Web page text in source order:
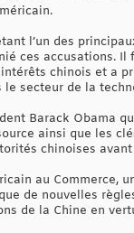
l’un des
ces accusations.
chinois et a
secteur de la
Barack Obama
ainsi que les
chinoises
au Commerce,
de nouvelles
de la Chine en